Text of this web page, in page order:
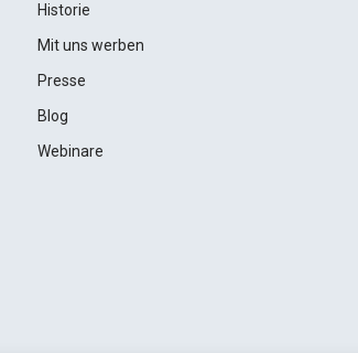
Historie
Mit uns werben
Presse
Blog
Webinare